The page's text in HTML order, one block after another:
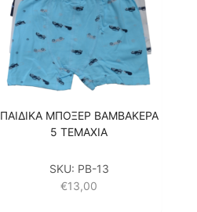
ΠΑΙΔΙΚΑ ΜΠΟΞΕΡ ΒΑΜΒΑΚΕΡΑ
5 ΤΕΜΑΧΙΑ
SKU: PB-13
€13,00